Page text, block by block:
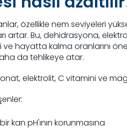
özellikle nem seviyeleri
artar. Bu, dehidrasyona,
ve hayatta kalma oranlarını
da tehlikeye atar.
elektrolit, C vitamini ve
kan pH'ının korunmasına